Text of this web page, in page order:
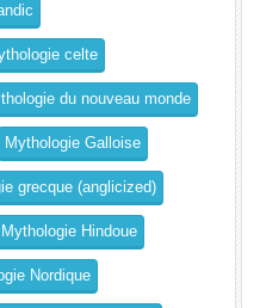
celte
du nouveau monde
Mythologie Galloise
grecque (anglicized)
Mythologie Hindoue
Nordique